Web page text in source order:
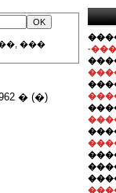
���
� (�)
-